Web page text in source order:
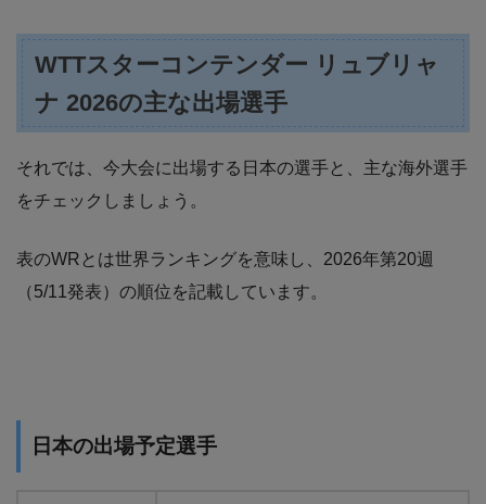
WTTスターコンテンダー リュブリャ
ナ 2026の主な出場選手
それでは、今大会に出場する日本の選手と、主な海外選手
をチェックしましょう。
表のWRとは世界ランキングを意味し、2026年第20週
（5/11発表）の順位を記載しています。
日本の出場予定選手